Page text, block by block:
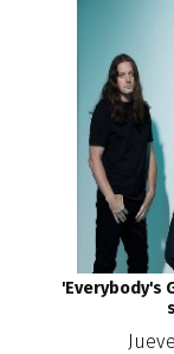
'Everybody's